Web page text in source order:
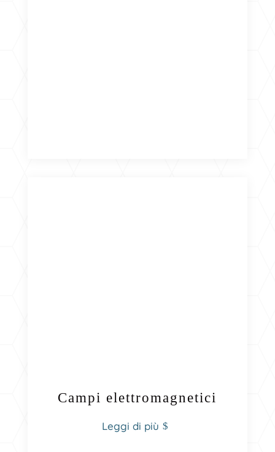
Campi elettromagnetici
Leggi di più